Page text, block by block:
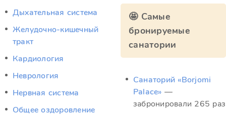
Дыхательная система
Желудочно-кишечный
тракт
Кардиология
Неврология
Нервная система
Общее оздоровление
🤩 Самые
бронируемые
санатории
Санаторий «Borjomi
Palace» —
забронировали 265 раз